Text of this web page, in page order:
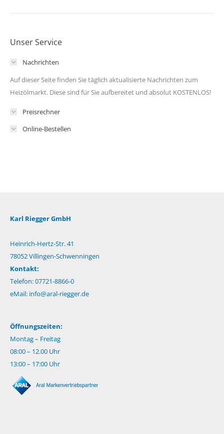
Unser Service
Nachrichten
Auf dieser Seite finden Sie täglich aktualisierte Nachrichten zum
Heizölmarkt. Diese sind für Sie aufbereitet und absolut KOSTENLOS!
Preisrechner
Online-Bestellen
Karl Riegger GmbH
Heinrich-Hertz-Str. 41
78052 Villingen-Schwenningen
Kontakt:
Telefon: 07721-8866-0
eMail: info@aral-riegger.de
Öffnungszeiten:
Montag – Freitag
08:00 – 12.00 Uhr
13:00 – 17:00 Uhr